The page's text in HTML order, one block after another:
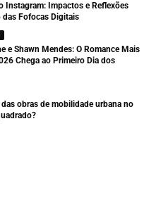
Instagram: Impactos e Reflexões
das Fofocas Digitais
e Shawn Mendes: O Romance Mais
Chega ao Primeiro Dia dos
obras de mobilidade urbana no